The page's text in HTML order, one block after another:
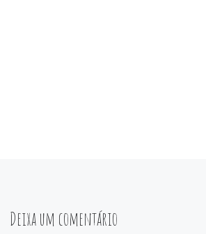
Deixa um comentário